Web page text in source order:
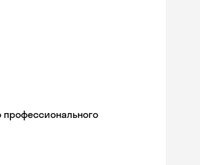
профессионального